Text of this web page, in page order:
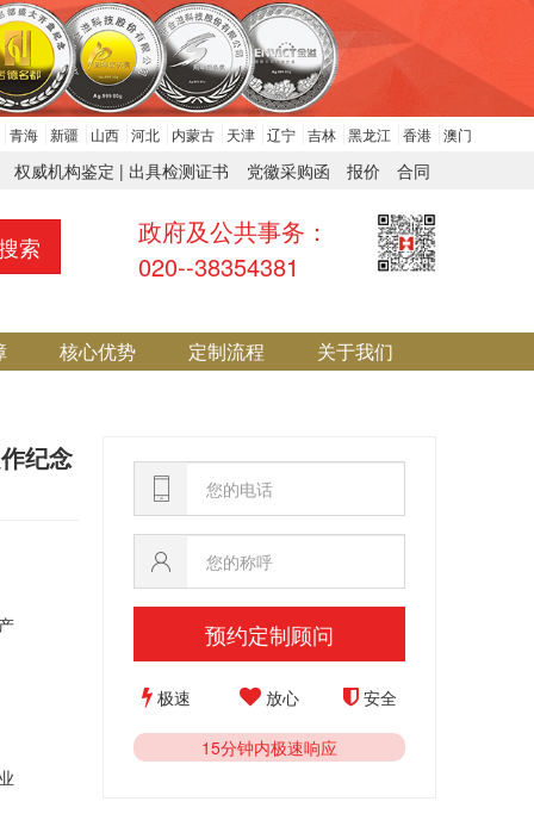
青海 新疆 山西 河北 内蒙古 天津 辽宁 吉林 黑龙江 香港 澳门
党徽采购函 报价 合同
权威机构鉴定 | 出具检测证书
索
政府及公共事务：
020--38354381
核心优势 定制流程 关于我们
纪念
预约定制顾问
极速 放心 安全
15分钟内极速响应